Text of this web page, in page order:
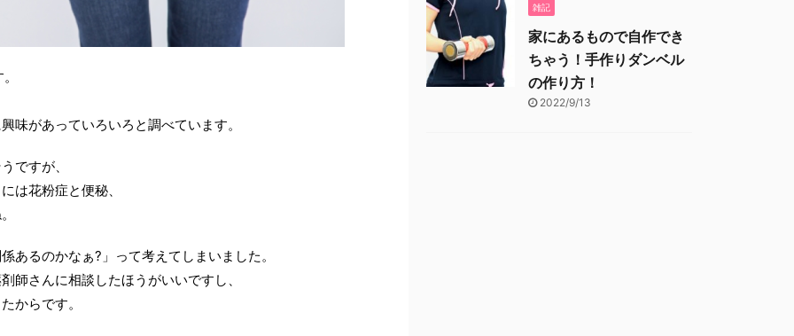
味があっていろいろと調べています。
ですが、
は花粉症と便秘、
あるのかなぁ?」って考えてしまいました。
師さんに相談したほうがいいですし、
からです。
雑記
家にあるもので自作でき
ちゃう！手作りダンベル
の作り方！
2022/9/13